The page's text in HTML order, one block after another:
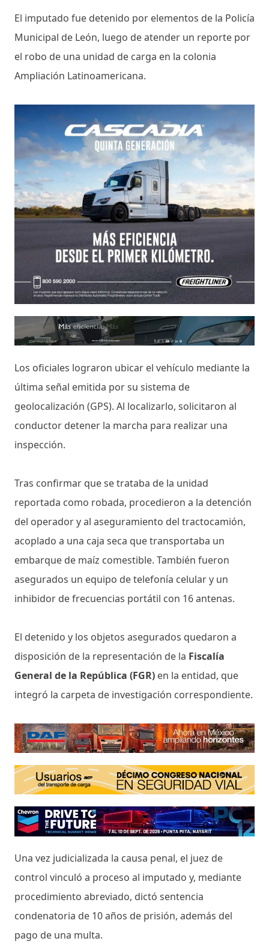
El imputado fue detenido por elementos de la Policía
Municipal de León, luego de atender un reporte por
el robo de una unidad de carga en la colonia
Ampliación Latinoamericana.
Los oficiales lograron ubicar el vehículo mediante la
última señal emitida por su sistema de
geolocalización (GPS). Al localizarlo, solicitaron al
conductor detener la marcha para realizar una
inspección.
Tras confirmar que se trataba de la unidad
reportada como robada, procedieron a la detención
del operador y al aseguramiento del tractocamión,
acoplado a una caja seca que transportaba un
embarque de maíz comestible. También fueron
asegurados un equipo de telefonía celular y un
inhibidor de frecuencias portátil con 16 antenas.
El detenido y los objetos asegurados quedaron a
disposición de la representación de la Fiscalía
General de la República (FGR) en la entidad, que
integró la carpeta de investigación correspondiente.
Una vez judicializada la causa penal, el juez de
control vinculó a proceso al imputado y, mediante
procedimiento abreviado, dictó sentencia
condenatoria de 10 años de prisión, además del
pago de una multa.